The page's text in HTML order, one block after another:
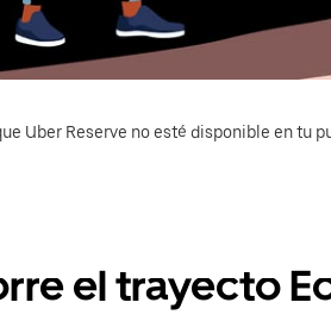
Uber Reserve no esté disponible en tu
el trayecto